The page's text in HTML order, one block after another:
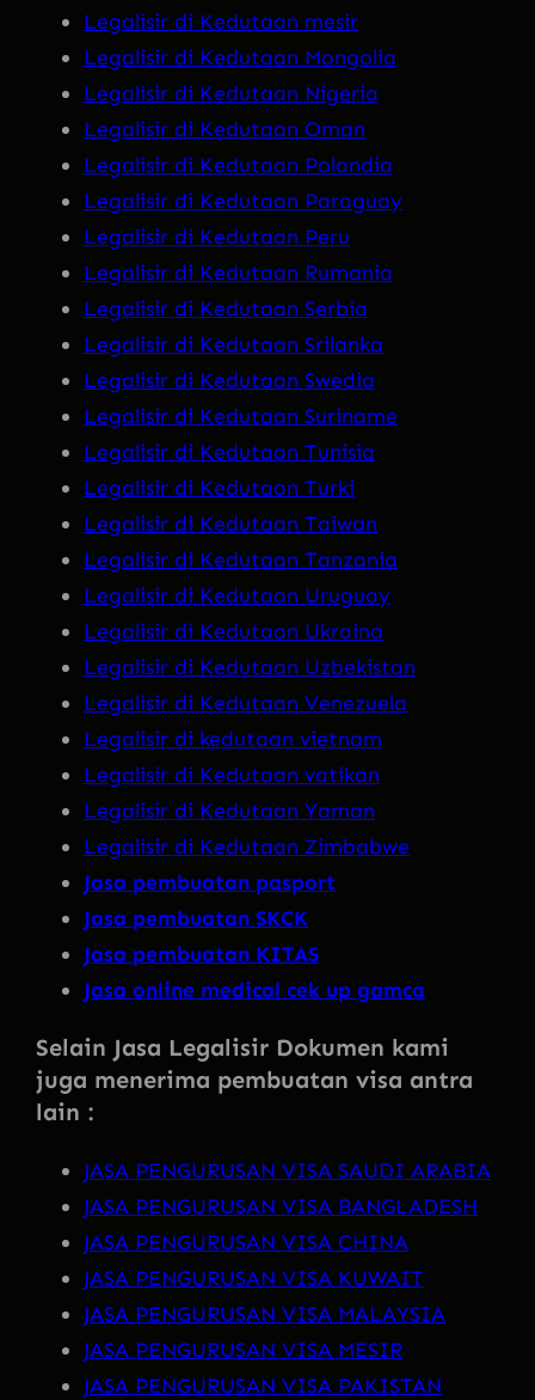
Legalisir di Kedutaan mesir
Legalisir di Kedutaan Mongolia
Legalisir di Kedutaan Nigeria
Legalisir di Kedutaan Oman
Legalisir di Kedutaan Polandia
Legalisir di Kedutaan Paraguay
Legalisir di Kedutaan Peru
Legalisir di Kedutaan Rumania
Legalisir di Kedutaan Serbia
Legalisir di Kedutaan Srilanka
Legalisir di Kedutaan Swedia
Legalisir di Kedutaan Suriname
Legalisir di Kedutaan Tunisia
Legalisir di Kedutaan Turki
Legalisir di Kedutaan Taiwan
Legalisir di Kedutaan Tanzania
Legalisir di Kedutaan Uruguay
Legalisir di Kedutaan Ukraina
Legalisir di Kedutaan Uzbekistan
Legalisir di Kedutaan Venezuela
Legalisir di kedutaan vietnam
Legalisir di Kedutaan vatikan
Legalisir di Kedutaan Yaman
Legalisir di Kedutaan Zimbabwe
Jasa pembuatan pasport
Jasa pembuatan SKCK
Jasa pembuatan KITAS
Jasa online medical cek up gamca
Selain Jasa Legalisir Dokumen kami
juga menerima pembuatan visa antra
lain :
JASA PENGURUSAN VISA SAUDI ARABIA
JASA PENGURUSAN VISA BANGLADESH
JASA PENGURUSAN VISA CHINA
JASA PENGURUSAN VISA KUWAIT
JASA PENGURUSAN VISA MALAYSIA
JASA PENGURUSAN VISA MESIR
JASA PENGURUSAN VISA PAKISTAN